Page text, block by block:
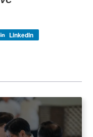
LinkedIn